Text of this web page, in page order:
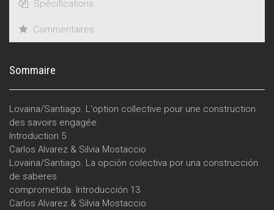
Spécifications
Commentaires
Sommaire
Lovaina/Santiago. L'option collective pour une construction
des savoirs engagée.
Introduction 5
Carlos Alvarez & Silvia Mostaccio
Lovaina/Santiago. La opción colectiva por una construcción
de saberes
comprometida. Introducción 13
Carlos Alvarez & Silvia Mostaccio